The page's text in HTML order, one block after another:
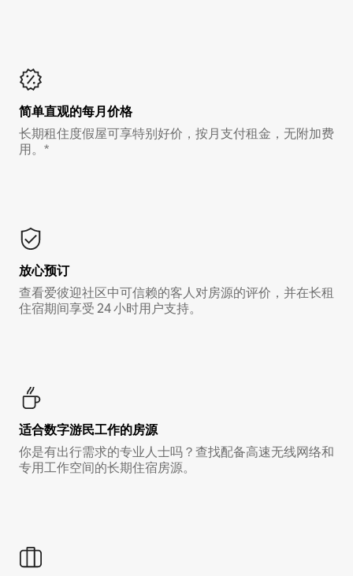
简单直观的每月价格
长期租住度假屋可享特别好价，按月支付租金，无附加费
用。*
放心预订
查看爱彼迎社区中可信赖的客人对房源的评价，并在长租
住宿期间享受 24 小时用户支持。
适合数字游民工作的房源
你是有出行需求的专业人士吗？查找配备高速无线网络和
专用工作空间的长期住宿房源。